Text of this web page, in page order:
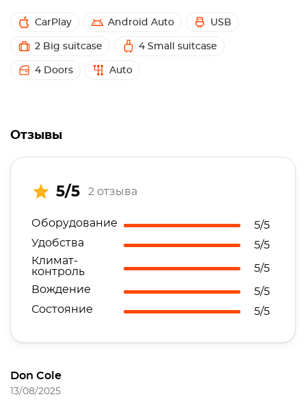
CarPlay Android Auto USB
2 Big suitcase 4 Small suitcase
4 Doors Auto
Отзывы
5/5 2 отзыва
Оборудование
5/5
Удобства
5/5
Климат-
контроль
5/5
Вождение
5/5
Состояние
5/5
Don Cole
13/08/2025